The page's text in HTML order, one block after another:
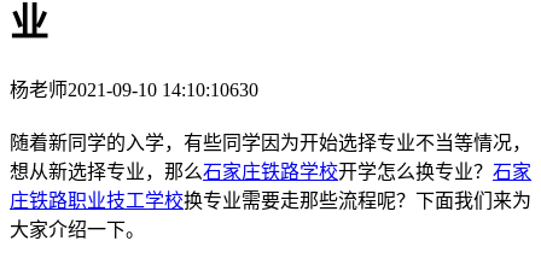
业
杨老师2021-09-10 14:10:10630
随着新同学的入学，有些同学因为开始选择专业不当等情况，
想从新选择专业，那么石家庄铁路学校开学怎么换专业？ 石家
庄铁路职业技工学校换专业需要走那些流程呢？下面我们来为
大家介绍一下。